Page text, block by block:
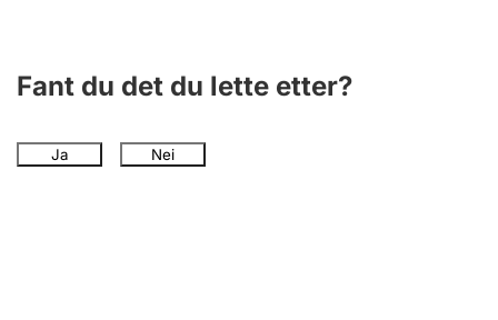
Fant du det du lette etter?
Ja Nei